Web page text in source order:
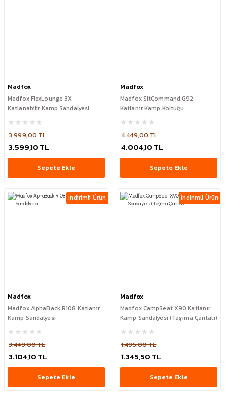
Madfox
Madfox FlexLounge 3X
Katlanabilir Kamp Sandalyesi
3.999,00 TL
3.599,10 TL
Sepete Ekle
Madfox
Madfox SitCommand G92
Katlanır Kamp Koltuğu
4.449,00 TL
4.004,10 TL
Sepete Ekle
İndirimli Ürün
Madfox
Madfox AlphaBack R108 Katlanır
Kamp Sandalyesi
3.449,00 TL
3.104,10 TL
Sepete Ekle
İndirimli Ürün
Madfox
Madfox CampSeat X90 Katlanır
Kamp Sandalyesi (Taşıma Çantalı)
1.495,00 TL
1.345,50 TL
Sepete Ekle